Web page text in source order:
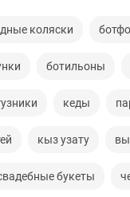
коляски
ботильоны
кеды
кыз узату
букеты